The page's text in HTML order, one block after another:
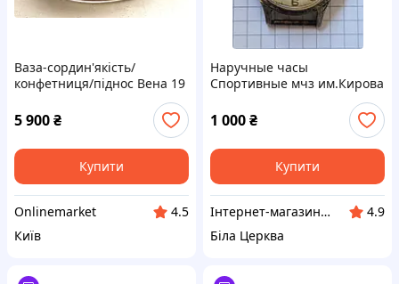
Ваза-сордин'якість/
конфетниця/піднос Вена 19
5 900₴
Купити
Onlinemarket
4.5
Київ
Наручные часы
Спортивные мчз им.Кирова
1 000₴
Купити
Інтернет-магазин Сувенір
4.9
Біла Церква